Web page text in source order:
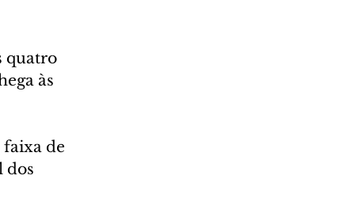
quatro
às
faixa de
dos